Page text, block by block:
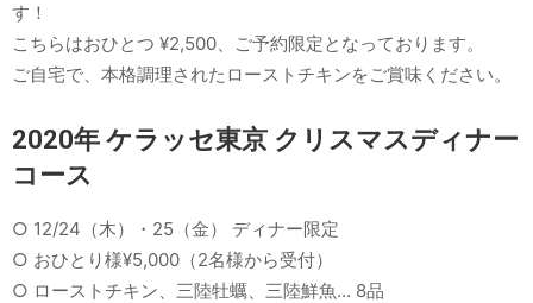
す！
こちらはおひとつ ¥2,500、ご予約限定となっております。
ご自宅で、本格調理されたローストチキンをご賞味ください。
2020年 ケラッセ東京 クリスマスディナー
コース
○ 12/24（木）・25（金） ディナー限定
○ おひとり様¥5,000（2名様から受付）
○ ローストチキン、三陸牡蠣、三陸鮮魚… 8品